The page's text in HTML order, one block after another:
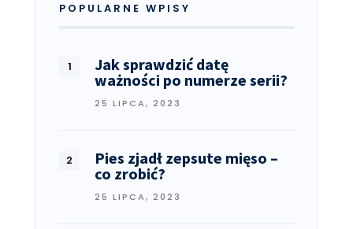
POPULARNE WPISY
Jak sprawdzić datę
ważności po numerze serii?
25 LIPCA, 2023
Pies zjadł zepsute mięso –
co zrobić?
25 LIPCA, 2023